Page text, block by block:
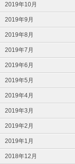
2019年10月
2019年9月
2019年8月
2019年7月
2019年6月
2019年5月
2019年4月
2019年3月
2019年2月
2019年1月
2018年12月